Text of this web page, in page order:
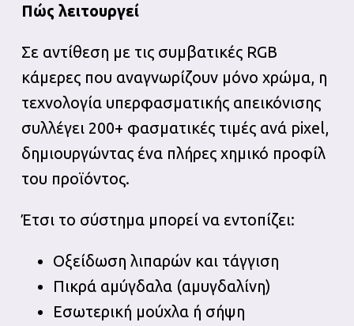
Πώς λειτουργεί
Σε αντίθεση με τις συμβατικές RGB
κάμερες που αναγνωρίζουν μόνο χρώμα, η
τεχνολογία υπερφασματικής απεικόνισης
συλλέγει 200+ φασματικές τιμές ανά pixel,
δημιουργώντας ένα πλήρες χημικό προφίλ
του προϊόντος.
Έτσι το σύστημα μπορεί να εντοπίζει:
Οξείδωση λιπαρών και τάγγιση
Πικρά αμύγδαλα (αμυγδαλίνη)
Εσωτερική μούχλα ή σήψη